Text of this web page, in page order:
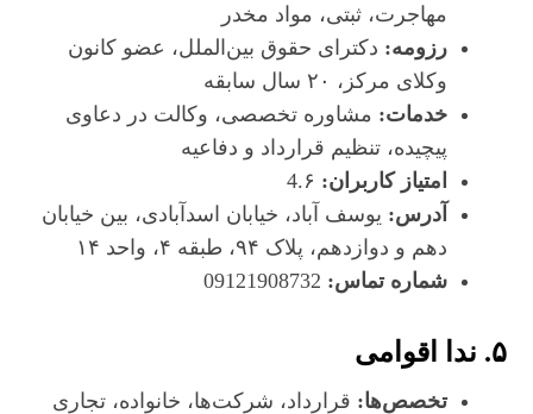
مهاجرت، ثبتی، مواد مخدر
رزومه: دکترای حقوق بین‌الملل، عضو کانون
وکلای مرکز، ۲۰ سال سابقه
خدمات: مشاوره تخصصی، وکالت در دعاوی
پیچیده، تنظیم قرارداد و دفاعیه
امتیاز کاربران:
آدرس: یوسف آباد، خیابان اسدآبادی، بین خیابان
دهم و دوازدهم، پلاک ۹۴، طبقه ۴، واحد ۱۴
شماره تماس:
۵. ندا اقوامی
تخصص‌ها: قرارداد، شرکت‌ها، خانواده، تجاری